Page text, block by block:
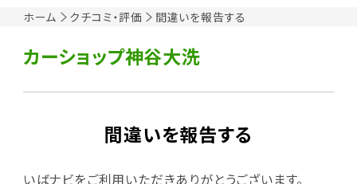
ホーム クチコミ・評価 間違いを報告する
カーショップ神谷大洗
間違いを報告する
いばナビをご利用いただきありがとうございます。